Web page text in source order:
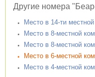
Другие номера
Место в 14-ти
Место в 8-местной
Место в 8-местной
Место в 6-местной
Место в 4-местной